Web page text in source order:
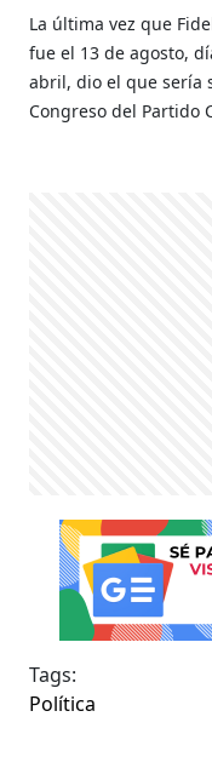
La última vez que
fue el 13 de agosto,
abril, dio el que sería
Congreso del Partido
Tags:
Política